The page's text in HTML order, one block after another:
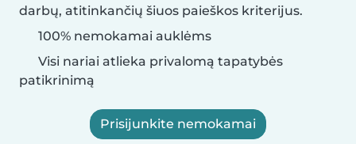
darbų, atitinkančių šiuos paieškos kriterijus.
100% nemokamai auklėms
Visi nariai atlieka privalomą tapatybės
patikrinimą
Prisijunkite nemokamai